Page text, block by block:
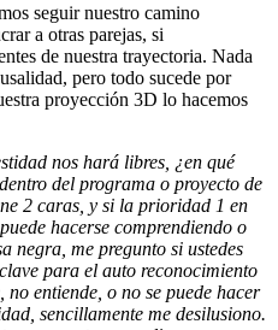
seguir nuestro camino
a otras parejas, si
de nuestra trayectoria. Nada
pero todo sucede por
proyección 3D lo hacemos
nos hará libres, ¿en qué
del programa o proyecto de
2 caras, y si la prioridad 1 en
hacerse comprendiendo o
negra, me pregunto si ustedes
para el auto reconocimiento
entiende, o no se puede hacer
sencillamente me desilusiono.